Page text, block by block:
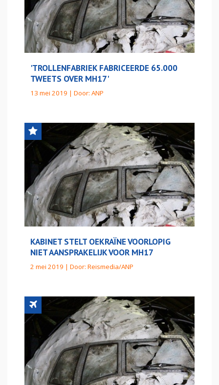
'TROLLENFABRIEK FABRICEERDE 65.000
TWEETS OVER MH17'
13 mei 2019 | Door: ANP
KABINET STELT OEKRAÏNE VOORLOPIG
NIET AANSPRAKELIJK VOOR MH17
2 mei 2019 | Door: Reismedia/ANP